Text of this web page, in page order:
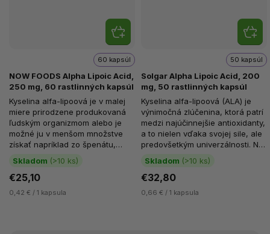
NOW FOODS Alpha Lipoic Acid,
250 mg, 60 rastlinných kapsúl
Skladom (>10 ks)
60 kapsúl
€25,10
0,42 € / 1 kapsula
Kyselina alfa-lipoová je v malej
miere prirodzene produkovaná
ľudským organizmom alebo je
možné ju v menšom množstve
získať napríklad zo špenátu,
mäsa, pečene alebo
pivovarských...
Solgar Alpha Lipoic Acid, 200
mg, 50 rastlinných kapsúl
Skladom (>10 ks)
50 kapsúl
€32,80
0,66 € / 1 kapsula
Kyselina alfa-lipoová (ALA) je
výnimočná zlúčenina, ktorá patrí
medzi najúčinnejšie antioxidanty,
a to nielen vďaka svojej sile, ale
predovšetkým univerzálnosti. Na